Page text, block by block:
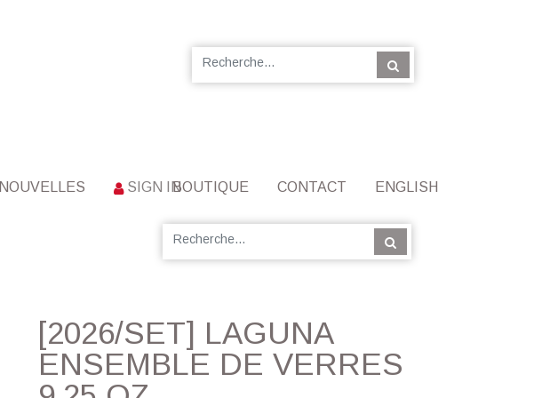
NOUVELLES SIGN INBOUTIQUE CONTACT ENGLISH
[2026/SET] LAGUNA
ENSEMBLE DE VERRES